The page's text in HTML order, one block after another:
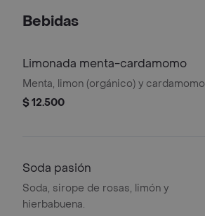
Bebidas
Limonada menta-cardamomo
Menta, limon (orgánico) y cardamomo
$ 12.500
Soda pasión
Soda, sirope de rosas, limón y
hierbabuena.